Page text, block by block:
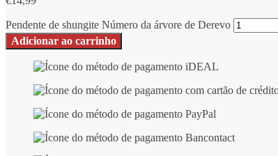
Pendente de shungite Número da árvore de Derevo
Adicionar ao carrinho